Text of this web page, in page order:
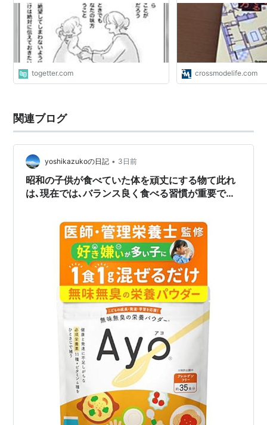
togetter.com crossmodelife.com
関連ブログ
yoshikazukoの日記 • 3日前
昭和の子供が食べていた体を頑丈にする物て此れ
は､現在では､バランス良く食べる習慣が重要です